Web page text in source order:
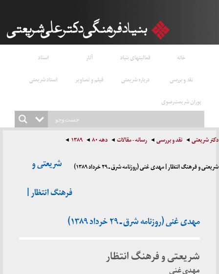
خانه فعالیتهای بنیاد آثار
اسناد
نقد و بررسی
درباره شریعتی فیلم و تصاویر
استاد شریعتی
پوران شریعت‌رضوی
دکتر شریعتی نقد و بررسی رسانه - مقالات دهه ۸۰ ۱۳۸۹
شریعتی و فرهنگ انتظار | مهدی غنی (روزنامه شرق ـ ۲۹ خرداد ۱۳۸۹)
شریعتی و
فرهنگ انتظار |
مهدی غنی (روزنامه شرق ـ ۲۹ خرداد ۱۳۸۹)
شریعتی و فرهنگ انتظار
مهدی غنی